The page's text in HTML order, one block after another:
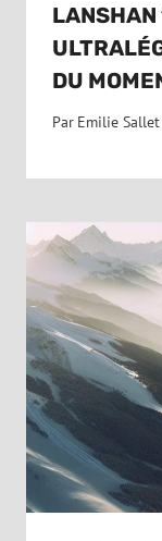
LANSHAN
DU
Par Emilie Sallet